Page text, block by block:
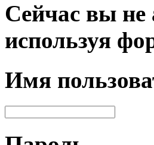
Сейчас вы не
используя
Имя